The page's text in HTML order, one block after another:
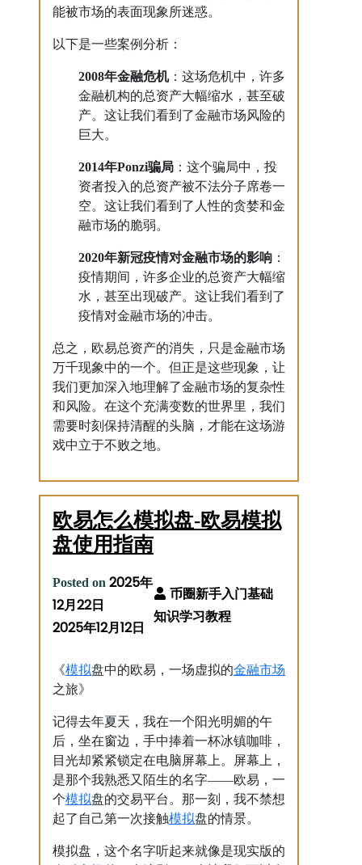
能被市场的表面现象所迷惑。
以下是一些案例分析：
2008年金融危机：这场危机中，许多
金融机构的总资产大幅缩水，甚至破
产。这让我们看到了金融市场风险的
巨大。
2014年Ponzi骗局 ：这个骗局中，投
资者投入的总资产被不法分子席卷一
空。这让我们看到了人性的贪婪和金
融市场的脆弱。
2020年新冠疫情对金融市场的影响 ：
疫情期间，许多企业的总资产大幅缩
水，甚至出现破产。这让我们看到了
疫情对金融市场的冲击。
总之，欧易总资产的消失，只是金融市场
万千现象中的一个。但正是这些现象，让
我们更加深入地理解了金融市场的复杂性
和风险。在这个充满变数的世界里，我们
需要时刻保持清醒的头脑，才能在这场游
戏中立于不败之地。
欧易怎么模拟盘-欧易模拟
盘使用指南
Posted on 2025年
12月22日
2025年12月12日
《模拟盘中的欧易，一场虚拟的金融市场
之旅》
记得去年夏天，我在一个阳光明媚的午
后，坐在窗边，手中捧着一杯冰镇咖啡，
目光却紧紧锁定在电脑屏幕上。屏幕上，
是那个我熟悉又陌生的名字——欧易，一
个模拟盘的交易平台。那一刻，我不禁想
起了自己第一次接触模拟盘的情景。
模拟盘，这个名字听起来就像是现实版的